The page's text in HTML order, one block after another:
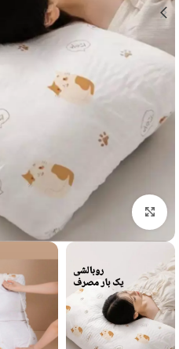
برای بزرگنمایی کلیک کنید